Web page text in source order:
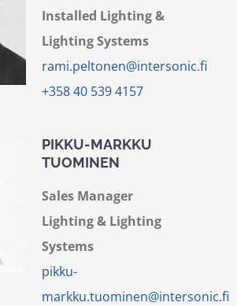
Installed Lighting &
Lighting Systems
rami.peltonen@intersonic.fi
+358 40 539 4157
PIKKU-MARKKU
TUOMINEN
Sales Manager
Lighting & Lighting
Systems
pikku-
markku.tuominen@intersonic.fi